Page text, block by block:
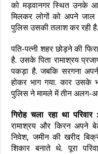
को मड़वानगर स्थित उनके
मिलकर लोगों को अपने जाल
पुलिस उसकी तलाश कर रही है.
पति-पत्नी शहर छोड़ने की
है. उसके पिता रामाश्रय
पकड़ा है. जबकि सरगना
होकर भाग गया. कार उसके
पुलिस ने मामले में तीन अलग-
गिरोह चला रहा था
रामाश्रय और किरन अपने
निवेश, जमीन की खरीद
शिकार बनाते थे. पूरा